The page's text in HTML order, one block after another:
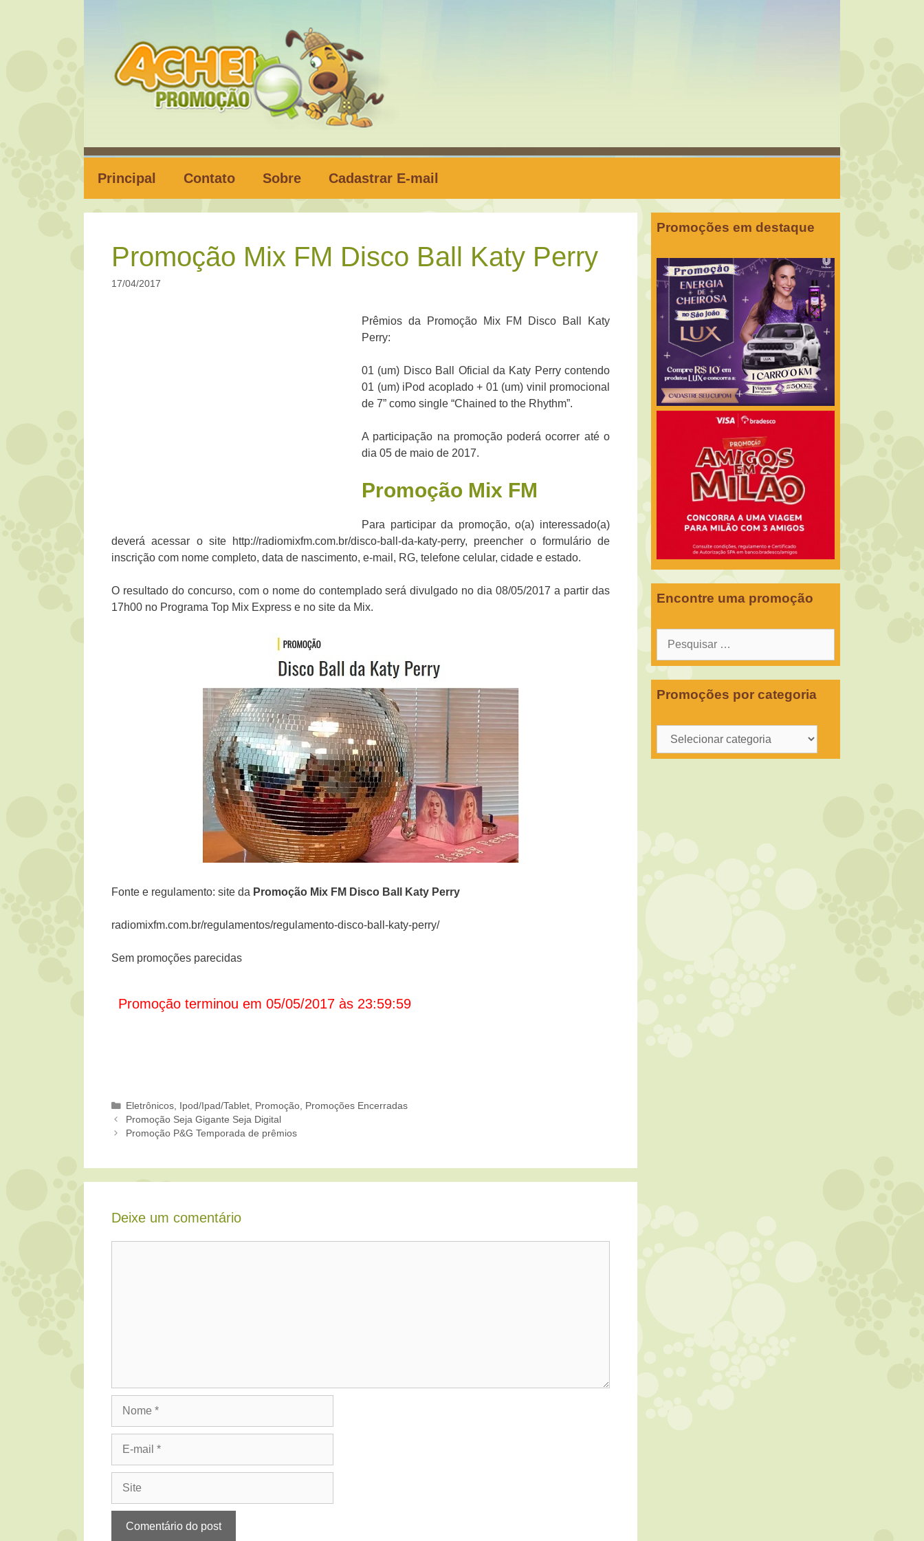
Principal Contato Sobre Cadastrar E-mail
Promoção Mix FM Disco Ball Katy Perry
17/04/2017
Prêmios da Promoção Mix FM Disco Ball Katy
Perry:
01 (um) Disco Ball Oficial da Katy Perry contendo
01 (um) iPod acoplado + 01 (um) vinil promocional
de 7” como single “Chained to the Rhythm”.
A participação na promoção poderá ocorrer até o
dia 05 de maio de 2017.
Promoção Mix FM
Para participar da promoção, o(a) interessado(a)
deverá acessar o site http://radiomixfm.com.br/disco-ball-da-katy-perry, preencher o formulário de
inscrição com nome completo, data de nascimento, e-mail, RG, telefone celular, cidade e estado.
O resultado do concurso, com o nome do contemplado será divulgado no dia 08/05/2017 a partir das
17h00 no Programa Top Mix Express e no site da Mix.
Fonte e regulamento: site da Promoção Mix FM Disco Ball Katy Perry
radiomixfm.com.br/regulamentos/regulamento-disco-ball-katy-perry/
Sem promoções parecidas
Promoção terminou em 05/05/2017 às 23:59:59
Categorias
Eletrônicos Ipod/Ipad/Tablet Promoção Promoções Encerradas
Promoção Seja Gigante Seja Digital
Promoção P&G Temporada de prêmios
Deixe um comentário
Promoções em destaque
Encontre uma promoção
Pesquisar
Promoções por categoria
Promoções
por